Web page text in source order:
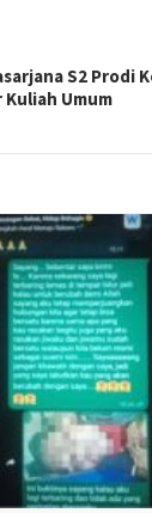
S2 Prodi
Kuliah Umum